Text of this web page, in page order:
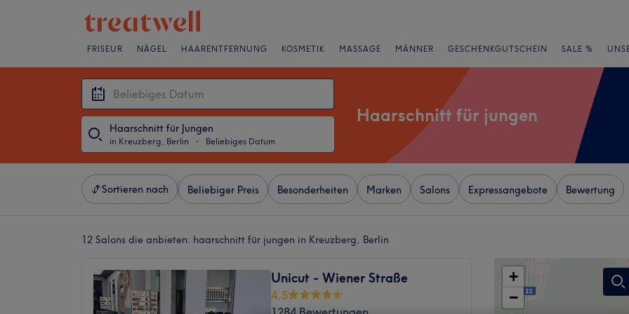
FRISEUR NÄGEL HAARENTFERNUNG KOSMETIK MASSAGE MÄNNER GESCHENKGUTSCHEIN SALE %
Haarschnitt für Jungen
in Kreuzberg, Berlin ・ Beliebiges Datum
Haarschnitt für jungen
Sortieren nach Beliebiger Preis Besonderheiten Marken Salons Expressangebote Bewertung
12 Salons die anbieten: haarschnitt für jungen in Kreuzberg, Berlin
Unicut - Wiener Straße
4,5
+
−